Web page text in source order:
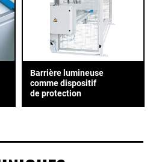
Barrière lumineuse
comme dispositif
de protection